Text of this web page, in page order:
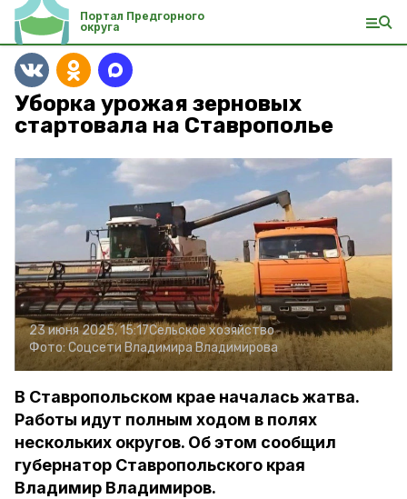
Портал Предгорного
округа
Уборка урожая зерновых
стартовала на Ставрополье
23 июня 2025, 15:17Сельское хозяйство
Фото:Соцсети Владимира Владимирова
В Ставропольском крае началась жатва.
Работы идут полным ходом в полях
нескольких округов. Об этом сообщил
губернатор Ставропольского края
Владимир Владимиров.